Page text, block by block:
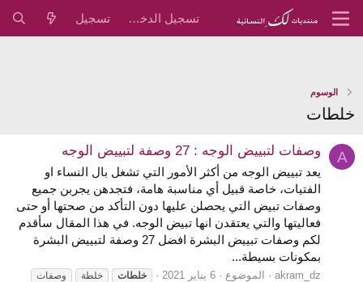
تسجيل الدخول تسجيل
الوسوم
خلطات
A وصفات لتبييض الوجه : 27 وصفة لتبييض الوجه
يعد تبييض الوجه من أكثر الأمور التي تشغل بال النساء او
الفتيات، خاصة قبيل أي مناسبة هامة، فتجدهن يجربن جميع
وصفات تبيض التي يحصلن عليها دون التأكد من صحتها أو حتى
فعاليتها والتي يعتقدن انها تبيض الوجه. في هذا المقال سأقدم
لكم وصفات تبييض البشرة افضل 27 وصفة لتبييض البشرة
بمكونات بسيطة...
akram_dz الموضوع 6 يناير 2021 خلطات خلطة
وصفات